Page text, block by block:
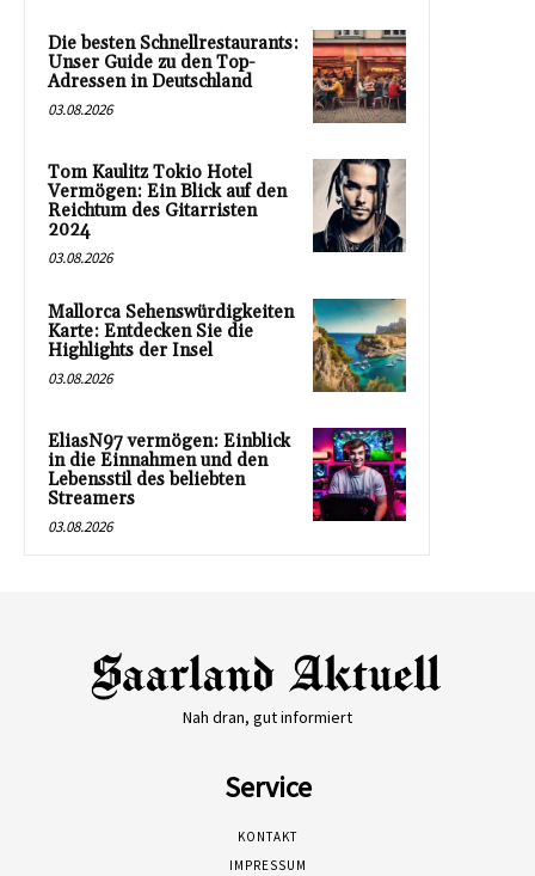
Die besten Schnellrestaurants:
Unser Guide zu den Top-
Adressen in Deutschland
03.08.2026
Tom Kaulitz Tokio Hotel
Vermögen: Ein Blick auf den
Reichtum des Gitarristen
2024
03.08.2026
Mallorca Sehenswürdigkeiten
Karte: Entdecken Sie die
Highlights der Insel
03.08.2026
EliasN97 vermögen: Einblick
in die Einnahmen und den
Lebensstil des beliebten
Streamers
03.08.2026
Nah dran, gut informiert
Service
KONTAKT
IMPRESSUM